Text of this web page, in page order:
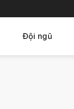
Đội ngũ